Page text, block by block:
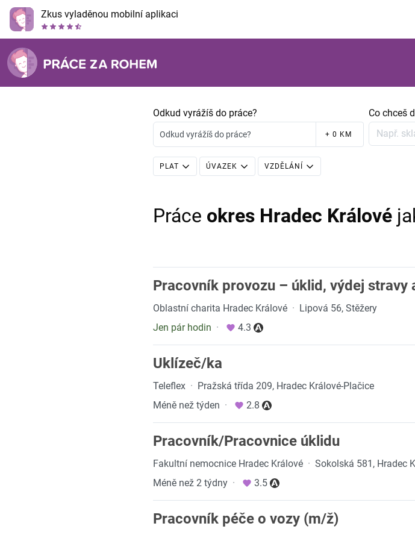
Zkus vyladěnou mobilní aplikaci
Odkud vyrážíš do práce?
Odkud vyrážíš do práce? + 0 KM
Co chceš
PLAT ÚVAZEK VZDĚLÁNÍ
Práce okres Hradec Králové
Pracovník provozu – úklid, výdej stravy
Oblastní charita Hradec Králové · Lipová 56, Stěžery
Jen pár hodin · 4.3
Uklízeč/ka
Teleflex · Pražská třída 209, Hradec Králové-Plačice
Méně než týden · 2.8
Pracovník/Pracovnice úklidu
Fakultní nemocnice Hradec Králové · Sokolská 581, Hradec
Méně než 2 týdny · 3.5
Pracovník péče o vozy (m/ž)